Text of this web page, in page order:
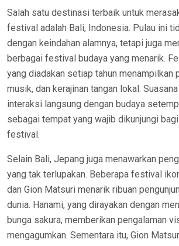
Salah satu destinasi terbaik untuk
festival adalah Bali, Indonesia. Pulau ini
dengan keindahan alamnya, tetapi juga
berbagai festival budaya yang menarik.
yang diadakan setiap tahun menampilkan
musik, dan kerajinan tangan lokal.
interaksi langsung dengan budaya
sebagai tempat yang wajib dikunjungi
festival.
Selain Bali, Jepang juga menawarkan
yang tak terlupakan. Beberapa festival
dan Gion Matsuri menarik ribuan
dunia. Hanami, yang dirayakan dengan
bunga sakura, memberikan pengalaman
mengagumkan. Sementara itu, Gion